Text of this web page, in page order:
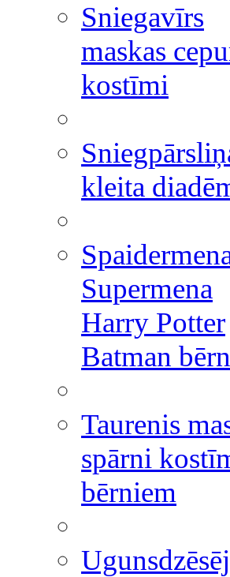
Sniegavīrs
maskas
kostīmi
kleita
Supermena
Harry Potter
Batman
Taurenis
spārni
bērniem